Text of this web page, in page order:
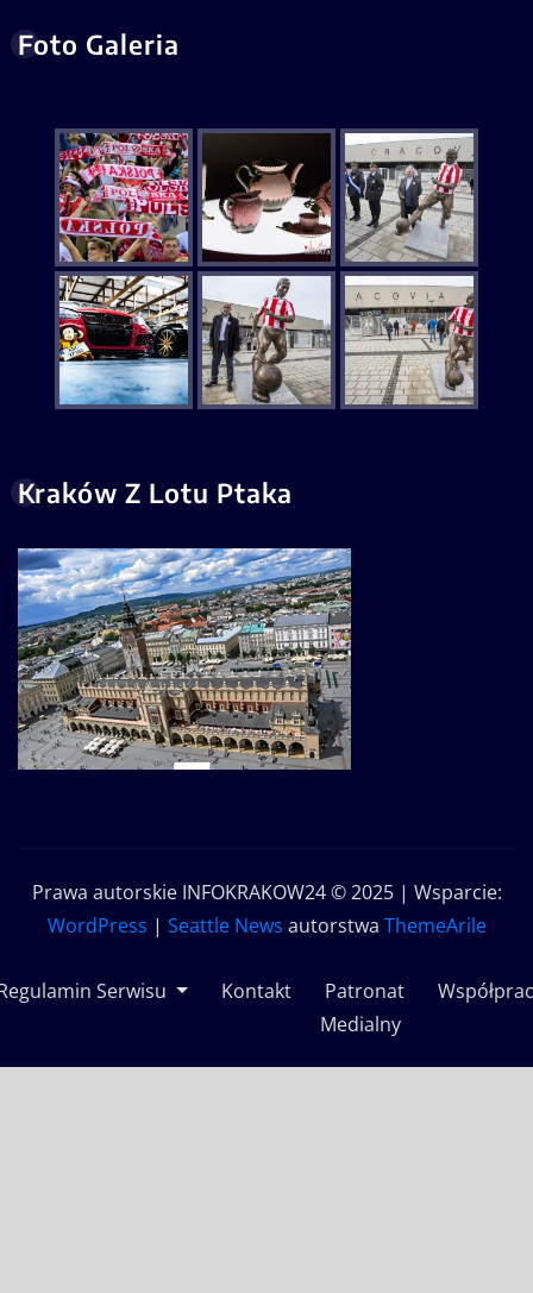
Foto Galeria
Kraków Z Lotu Ptaka
Prawa autorskie INFOKRAKOW24 © 2025 | Wsparcie:
WordPress | Seattle News autorstwa ThemeArile
Serwisu Kontakt
Patronat
Medialny